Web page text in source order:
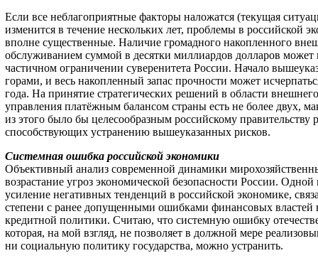
Если все неблагоприятные факторы наложатся (текущая
изменится в течение нескольких лет, проблемы в российской
вполне существенные. Наличие громадного накопленного
обслуживанием суммой в десятки миллиардов долларов может
частичном ограничении суверенитета России. Начало
горами, и весь накопленный запас прочности может
года. На принятие стратегических решений в области
управления платёжным балансом страны есть не более двух,
из этого было бы целесообразным российскому правительству
способствующих устранению вышеуказанных рисков.
Системная ошибка российской экономики
Объективный анализ современной динамики
возрастание угроз экономической безопасности России. Одной
усиление негативных тенденций в российской экономике,
степени с ранее допущенными ошибками финансовых властей
кредитной политики. Считаю, что системную ошибку
которая, на мой взгляд, не позволяет в должной мере
ни социальную политику государства, можно устранить.